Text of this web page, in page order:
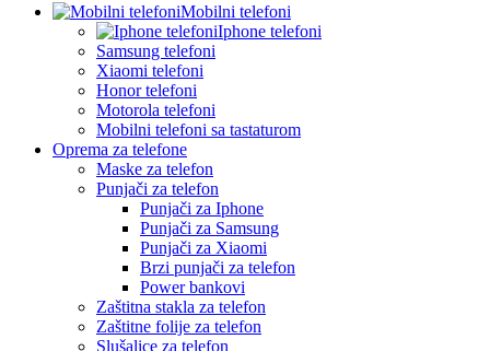
Mobilni telefoni
Iphone telefoni
Samsung telefoni
Xiaomi telefoni
Honor telefoni
Motorola telefoni
Mobilni telefoni sa tastaturom
Oprema za telefone
Maske za telefon
Punjači za telefon
Punjači za Iphone
Punjači za Samsung
Punjači za Xiaomi
Brzi punjači za telefon
Power bankovi
Zaštitna stakla za telefon
Zaštitne folije za telefon
Slušalice za telefon